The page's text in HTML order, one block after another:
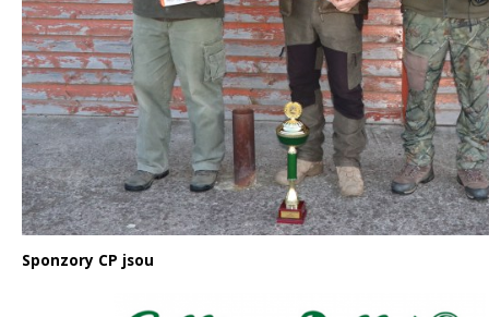
Sponzory CP jsou